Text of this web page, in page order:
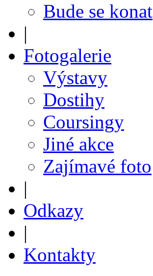
Bude se konat
|
Fotogalerie
Výstavy
Dostihy
Coursingy
Jiné akce
Zajímavé foto
|
Odkazy
|
Kontakty